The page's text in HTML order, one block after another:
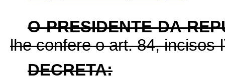
O PRESIDENTE DA
lhe confere o art. 84, incisos
DECRETA: